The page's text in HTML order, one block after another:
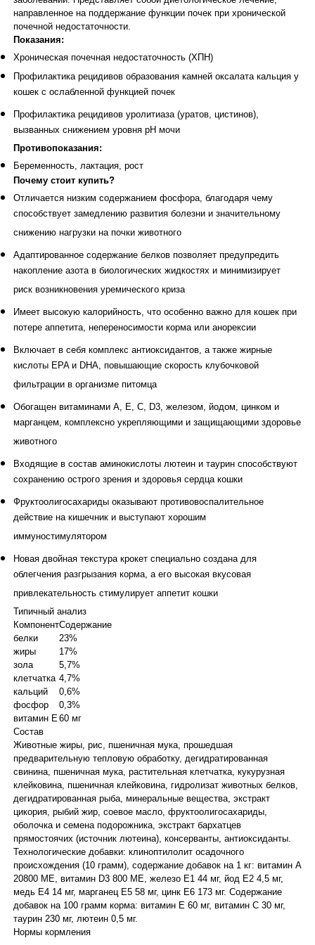
направленное на поддержание функции почек при хронической
почечной недостаточности.
Показания:
Хроническая почечная недостаточность (ХПН)
Профилактика рецидивов образования камней оксалата кальция у
кошек с ослабленной функцией почек
Профилактика рецидивов уролитиаза (уратов, цистинов),
вызванных снижением уровня рН мочи
Противопоказания:
Беременность, лактация, рост
Почему стоит купить?
Отличается низким содержанием фосфора, благодаря чему
способствует замедлению развития болезни и значительному
снижению нагрузки на почки животного
Адаптированное содержание белков позволяет предупредить
накопление азота в биологических жидкостях и минимизирует
риск возникновения уремического криза
Имеет высокую калорийность, что особенно важно для кошек при
потере аппетита, непереносимости корма или анорексии
Включает в себя комплекс антиоксидантов, а также жирные
кислоты EPA и DHA, повышающие скорость клубочковой
фильтрации в организме питомца
Обогащен витаминами А, Е, С, D3, железом, йодом, цинком и
марганцем, комплексно укрепляющими и защищающими здоровье
животного
Входящие в состав аминокислоты лютеин и таурин способствуют
сохранению острого зрения и здоровья сердца кошки
Фруктоолигосахариды оказывают противовоспалительное
действие на кишечник и выступают хорошим
иммуностимулятором
Новая двойная текстура крокет специально создана для
облегчения разгрызания корма, а его высокая вкусовая
привлекательность стимулирует аппетит кошки
Типичный анализ
КомпонентСодержание
белки
23%
жиры
17%
зола
5,7%
клетчатка 4,7%
кальций
0,6%
фосфор
0,3%
витамин Е60 мг
Состав
Животные жиры, рис, пшеничная мука, прошедшая
предварительную тепловую обработку, дегидратированная
свинина, пшеничная мука, растительная клетчатка, кукурузная
клейковина, пшеничная клейковина, гидролизат животных белков,
дегидратированная рыба, минеральные вещества, экстракт
цикория, рыбий жир, соевое масло, фруктоолигосахариды,
оболочка и семена подорожника, экстракт бархатцев
прямостоячих (источник лютеина), консерванты, антиоксиданты.
Технологические добавки: клиноптилолит осадочного
происхождения (10 грамм), содержание добавок на 1 кг: витамин А
20800 МЕ, витамин D3 800 МЕ, железо Е1 44 мг, йод Е2 4,5 мг,
медь Е4 14 мг, марганец Е5 58 мг, цинк Е6 173 мг. Содержание
добавок на 100 грамм корма: витамин Е 60 мг, витамин С 30 мг,
таурин 230 мг, лютеин 0,5 мг.
Нормы кормления